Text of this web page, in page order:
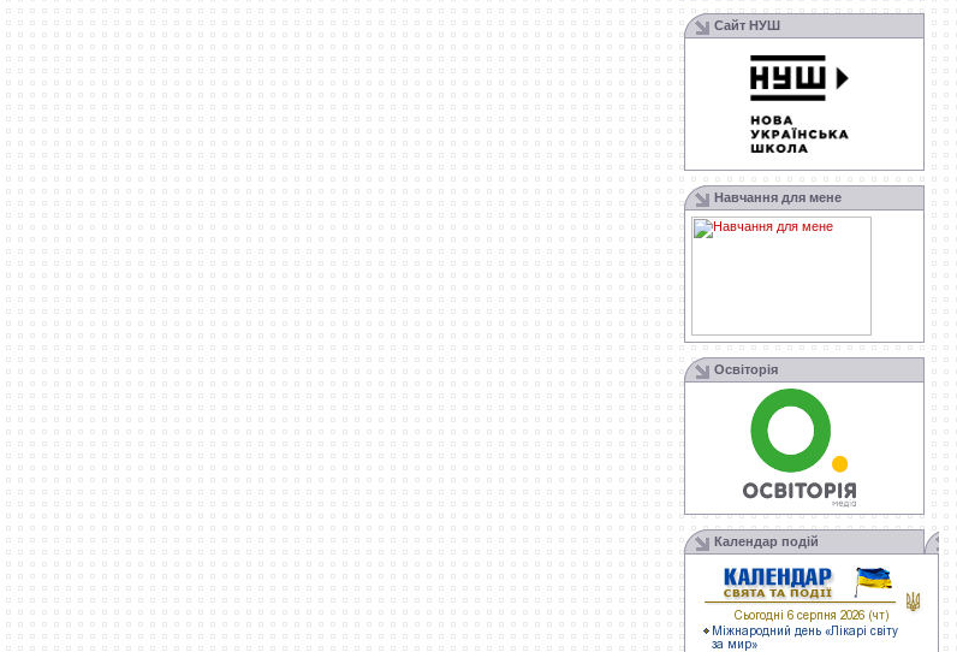
Сайт НУШ
Навчання для мене
Освіторія
Календар подій